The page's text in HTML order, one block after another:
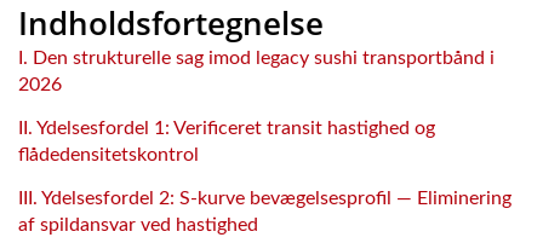
Indholdsfortegnelse
I. Den strukturelle sag imod legacy sushi transportbånd i
2026
II. Ydelsesfordel 1: Verificeret transit hastighed og
flådedensitetskontrol
III. Ydelsesfordel 2: S-kurve bevægelsesprofil — Eliminering
af spildansvar ved hastighed